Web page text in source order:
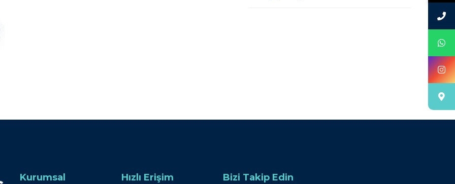
Kurumsal Hızlı Erişim Bizi Takip Edin